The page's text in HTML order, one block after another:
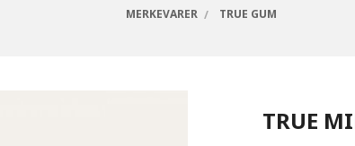
MERKEVARER TRUE GUM
TRUE